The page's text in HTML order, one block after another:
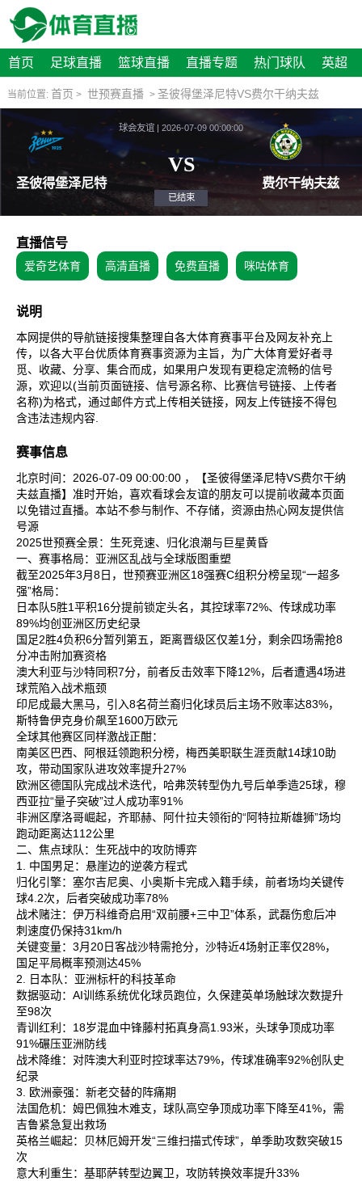
首页 足球直播 篮球直播 直播专题 热门球队 英超
当前位置: 首页 > 世预赛直播 > 圣彼得堡泽尼特VS费尔干纳夫兹
球会友谊 | 2026-07-09 00:00:00
VS
直播信号
爱奇艺体育 高清直播 免费直播 咪咕体育
说明
本网提供的导航链接搜集整理自各大体育赛事平台及网友补充上
传，以各大平台优质体育赛事资源为主旨，为广大体育爱好者寻
觅、收藏、分享、集合而成，如果用户发现有更稳定流畅的信号
源，欢迎以(当前页面链接、信号源名称、比赛信号链接、上传者
名称)为格式，通过邮件方式上传相关链接，网友上传链接不得包
含违法违规内容.
赛事信息
北京时间：2026-07-09 00:00:00 ，【圣彼得堡泽尼特VS费尔干纳
夫兹直播】准时开始，喜欢看球会友谊的朋友可以提前收藏本页面
以免错过直播。本站不参与制作、不存储，资源由热心网友提供信
号源
2025世预赛全景：生死竞速、归化浪潮与巨星黄昏
一、赛事格局：亚洲区乱战与全球版图重塑
截至2025年3月8日，世预赛亚洲区18强赛C组积分榜呈现“一超多
强”格局：
日本队‌5胜1平积16分提前锁定头名，其控球率72%、传球成功率
89%均创亚洲区历史纪录‌
国足‌2胜4负积6分暂列第五，距离晋级区仅差1分，剩余四场需抢8
分冲击附加赛资格‌
澳大利亚‌与‌沙特‌同积7分，前者反击效率下降12%，后者遭遇4场进
球荒陷入战术瓶颈‌
印尼‌成最大黑马，引入8名荷兰裔归化球员后主场不败率达83%，
斯特鲁伊克身价飙至1600万欧元‌
全球其他赛区同样激战正酣：
南美区‌巴西、阿根廷领跑积分榜，梅西美职联生涯贡献14球10助
攻，带动国家队进攻效率提升27%‌
欧洲区‌德国队完成战术迭代，哈弗茨转型伪九号后单季造25球，穆
西亚拉“量子突破”过人成功率91%‌
非洲区‌摩洛哥崛起，齐耶赫、阿什拉夫领衔的“阿特拉斯雄狮”场均
跑动距离达112公里‌
二、焦点球队：生死战中的攻防博弈
1. 中国男足：悬崖边的逆袭方程式
归化引擎‌：塞尔吉尼奥、小奥斯卡完成入籍手续，前者场均关键传
球4.2次，后者突破成功率78%‌
战术赌注‌：伊万科维奇启用“双前腰+三中卫”体系，武磊伤愈后冲
刺速度仍保持31km/h‌
关键变量‌：3月20日客战沙特需抢分，沙特近4场射正率仅28%，
国足平局概率预测达45%‌
2. 日本队：亚洲标杆的科技革命
数据驱动‌：AI训练系统优化球员跑位，久保建英单场触球次数提升
至98次‌
青训红利‌：18岁混血中锋藤村拓真身高1.93米，头球争顶成功率
91%碾压亚洲防线‌
战术降维‌：对阵澳大利亚时控球率达79%，传球准确率92%创队史
纪录‌
3. 欧洲豪强：新老交替的阵痛期
法国危机‌：姆巴佩独木难支，球队高空争顶成功率下降至41%，需
吉鲁紧急复出救场‌
英格兰崛起‌：贝林厄姆开发“三维扫描式传球”，单季助攻数突破15
次‌
意大利重生‌：基耶萨转型边翼卫，攻防转换效率提升33%‌